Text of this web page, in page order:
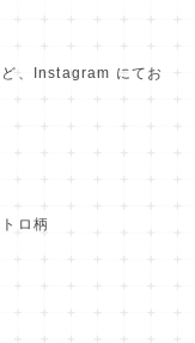
、Instagram にてお
ロ柄